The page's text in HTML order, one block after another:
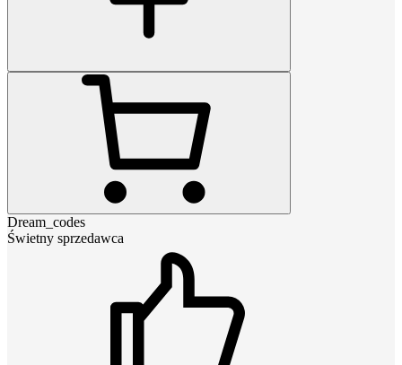
Dream_codes
Świetny sprzedawca